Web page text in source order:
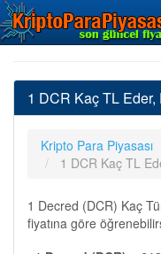
1 DCR Kaç TL Eder,
Kripto Para Piyasası
1 DCR Kaç TL
1 Decred (DCR) Kaç
fiyatına göre